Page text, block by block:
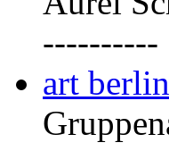
----------
art